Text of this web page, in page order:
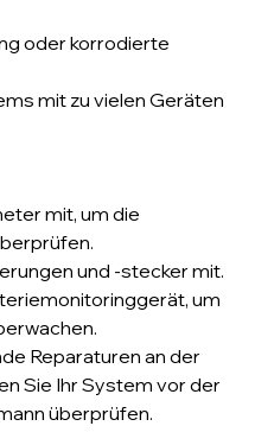
oder korrodierte
mit zu vielen Geräten
mit, um die
und -stecker mit.
um
Reparaturen an der
Sie Ihr System vor der
überprüfen.